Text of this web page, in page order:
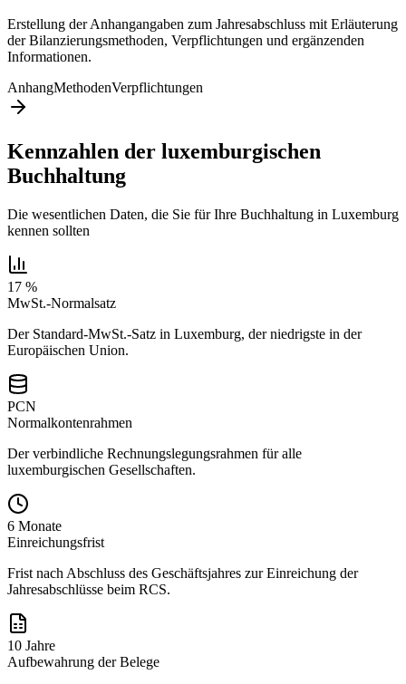
Erstellung der Anhangangaben zum Jahresabschluss mit Erläuterung
der Bilanzierungsmethoden, Verpflichtungen und ergänzenden
Informationen.
AnhangMethodenVerpflichtungen
Kennzahlen der luxemburgischen
Buchhaltung
Die wesentlichen Daten, die Sie für Ihre Buchhaltung in Luxemburg
kennen sollten
17 %
MwSt.-Normalsatz
Der Standard-MwSt.-Satz in Luxemburg, der niedrigste in der
Europäischen Union.
PCN
Normalkontenrahmen
Der verbindliche Rechnungslegungsrahmen für alle
luxemburgischen Gesellschaften.
6 Monate
Einreichungsfrist
Frist nach Abschluss des Geschäftsjahres zur Einreichung der
Jahresabschlüsse beim RCS.
10 Jahre
Aufbewahrung der Belege